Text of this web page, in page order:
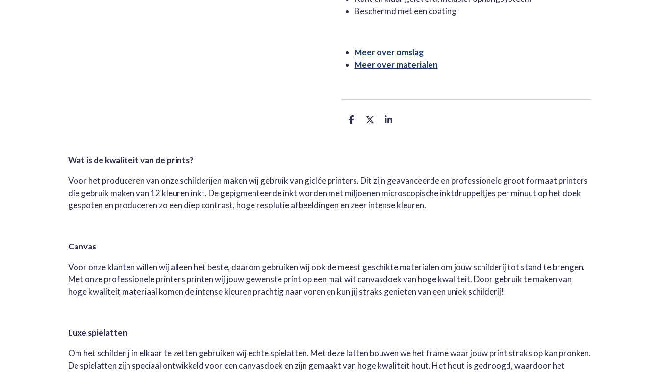
Beschermd met een coating
Meer over omslag
Meer over materialen
D
D
S
Wat is de kwaliteit van de prints?
Voor het produceren van onze schilderijen maken wij gebruik van giclée printers. Dit zijn geavanceerde en professionele groot formaat printers
die gebruik maken van 12 kleuren inkt. De gepigmenteerde inkt worden met miljoenen microscopische inktdruppeltjes per minuut op het doek
gespoten en produceren zo een diep contrast, hoge resolutie afbeeldingen en zeer intense kleuren.
Canvas
Voor onze klanten willen wij alleen het beste, daarom gebruiken wij ook de meest geschikte materialen om jouw schilderij tot stand te brengen.
Met onze professionele printers printen wij jouw gewenste print op een mat wit canvasdoek van hoge kwaliteit. Door gebruik te maken van
hoge kwaliteit materiaal komen de intense kleuren prachtig naar voren en kun jij straks genieten van een uniek schilderij!
Luxe spielatten
Om het schilderij in elkaar te zetten gebruiken wij echte spielatten. Met deze latten bouwen we het frame waar jouw print straks op kan pronken.
De spielatten zijn speciaal ontwikkeld voor een canvasdoek en zijn gemaakt van hoge kwaliteit hout. Het hout is gedroogd, waardoor het